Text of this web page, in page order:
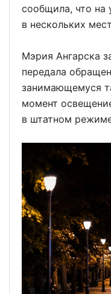
сообщила, что на
в нескольких
Мэрия Ангарска
передала
занимающемуся
момент
в штатном